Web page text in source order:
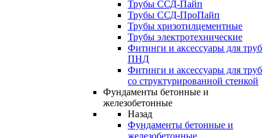
Трубы ССД-Пайп
Трубы ССД-ПроПайп
Трубы хризотилцементные
Трубы электротехнические
Фитинги и аксессуары для труб
ПНД
Фитинги и аксессуары для труб
со структурированной стенкой
Фундаменты бетонные и
железобетонные
Назад
Фундаменты бетонные и
железобетонные